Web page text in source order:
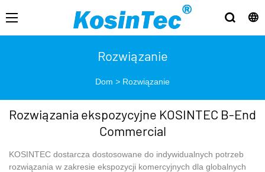
Rozwiązanie
Dom > Rozwiązanie
Rozwiązania ekspozycyjne KOSINTEC B-End
Commercial
KOSINTEC dostarcza dostosowane do indywidualnych potrzeb
rozwiązania w zakresie ekspozycji komercyjnych dla globalnych